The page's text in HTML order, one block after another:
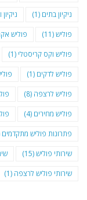
ניקיון בתים (1)
פוליש(11) פוליש
פוליש וקס קריסטלי (1)
פוליש לדקים (1)
פוליש לרצפה (8)
פוליש מחירים (4)
פתרונות פוליש מתקדמים
שירותי פוליש(15)
שירותי פוליש לרצפה (1)